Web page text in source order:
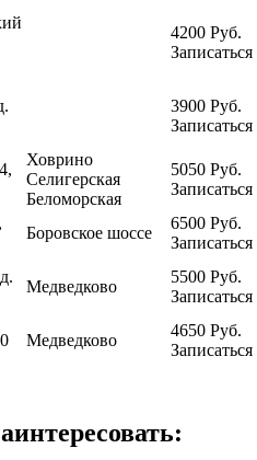
4200 Руб.
Записаться
3900 Руб.
Записаться
Ховрино
Селигерская
Беломорская
5050 Руб.
Записаться
Боровское шоссе
6500 Руб.
Записаться
Медведково
5500 Руб.
Записаться
Медведково
4650 Руб.
Записаться